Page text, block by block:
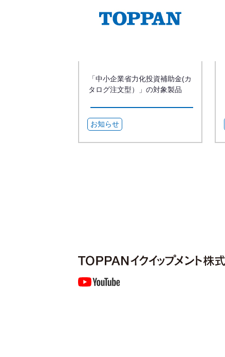
「中小企業省力化投資補助金(カ
タログ注文型）」の対象製品
録いたしました
お知らせ